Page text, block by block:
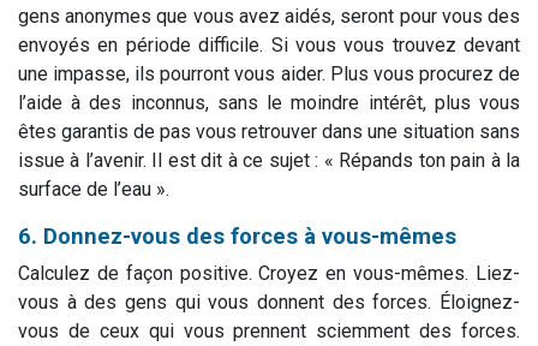
gens anonymes que vous avez aidés, seront pour vous des
envoyés en période difficile. Si vous vous trouvez devant
une impasse, ils pourront vous aider. Plus vous procurez de
l’aide à des inconnus, sans le moindre intérêt, plus vous
êtes garantis de pas vous retrouver dans une situation sans
issue à l’avenir. Il est dit à ce sujet : « Répands ton pain à la
surface de l’eau ».
6. Donnez-vous des forces à vous-mêmes
Calculez de façon positive. Croyez en vous-mêmes. Liez-
vous à des gens qui vous donnent des forces. Éloignez-
vous de ceux qui vous prennent sciemment des forces.